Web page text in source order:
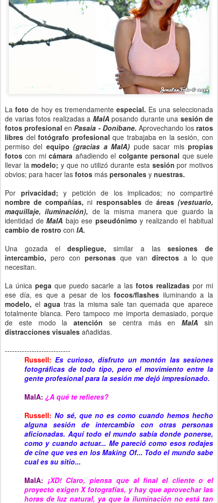
La foto de hoy es tremendamente especial. Es una seleccionada
de varias fotos realizadas a MaIA posando durante una sesión de
fotos profesionalenPasaia - Donibane. Aprovechando los ratos
libres delfotógrafo profesionalque trabajaba en la sesión, con
permiso del equipo(gracias a MaIA) pude sacar mispropias
fotoscon micámara añadiendo el colgante personal que suele
llevar lamodelo; y que no utilizó durante esta sesión por motivos
obvios; para hacer las fotos más personales y nuestras.
Por privacidad; y petición de los implicados; no compartiré
nombre de compañías, ni responsables de áreas(vestuario,
maquillaje, iluminación), de la misma manera que guardo la
identidad deMaIA bajo ese pseudónimoy realizando el habitual
cambio de rostro con IA.
Una gozada eldespliegue, similar a lassesiones de
intercambio, pero con personas que van directos a lo que
necesitan.
La únicapegaque puedo sacarle a las fotos realizadas por mi
ese día, es que a pesar de losfocos/flashes iluminando a la
modelo, el agua tras la misma sale tan quemada que aparece
totalmente blanca. Pero tampoco me importa demasiado, porque
de este modo laatenciónse centra más enMaIAsin
distracciones visuales añadidas.
---------------------------
Russell: Es curioso, disfruto un montón las sesiones
fotográficas de todo tipo, pero el movimiento entre la
gente profesional para la sesión me dejó impresionado.
MaIA: ¿A qué te refieres?
Russell: No sé, que no es como cuando hemos hecho
alguna sesión de intercambio con otras personas
aficionadas. Aquí todo el mundo sabía donde ponerse,
como y cuando actuar... Me pareció como esos rodajes
de cine que ves en los Making Of... Todo el mundo sabe
cual es su sitio...
MaIA: ¡XD! Claro, piensa que al final el cliente o el
proyecto exigen X fotografías, y hay que aprovechar las
horas de luz natural, ya que la iluminación no está tan